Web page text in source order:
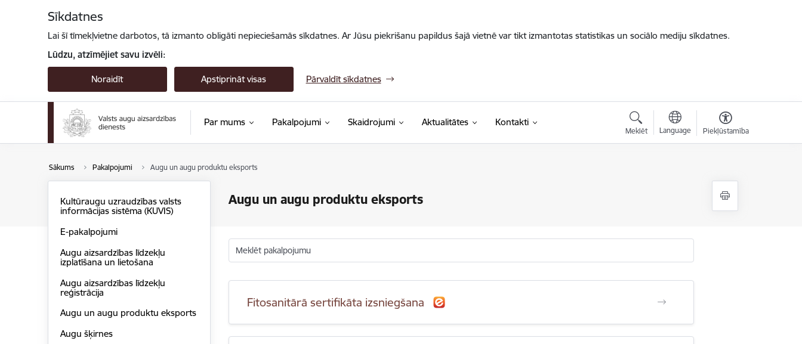
Sīkdatnes
Lai šī tīmekļvietne darbotos, tā izmanto obligāti nepieciešamās sīkdatnes. Ar Jūsu piekrišanu papildus šajā vietnē var tikt izmantotas statistikas un sociālo mediju sīkdatnes.
Lūdzu, atzīmējiet savu izvēli:
Noraidīt Apstiprināt visas Pārvaldīt sīkdatnes
Par mums Pakalpojumi Skaidrojumi Aktualitātes Kontakti
Meklēt Language Piekļūstamība
Sākums Pakalpojumi Augu un augu produktu eksports
Augu un augu produktu eksports
Kultūraugu uzraudzības valsts
informācijas sistēma (KUVIS)
E-pakalpojumi
Augu aizsardzības līdzekļu
izplatīšana un lietošana
Augu aizsardzības līdzekļu
reģistrācija
Augu un augu produktu eksports
Augu šķirnes
Meklēt pakalpojumu
Fitosanitārā sertifikāta izsniegšana